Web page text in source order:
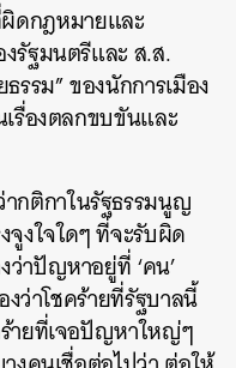
ดกฎหมายและ
รัฐมนตรีและ ส.ส.
รรม” ของนักการเมือง
เรื่องตลกขบขันและ
กติกาในรัฐธรรมนูญ
จูงใจใดๆ ที่จะรับผิด
าปัญหาอยู่ที่ ‘คน’
งว่าโชคร้ายที่รัฐบาลนี้
ายที่เจอปัญหาใหญ่ๆ